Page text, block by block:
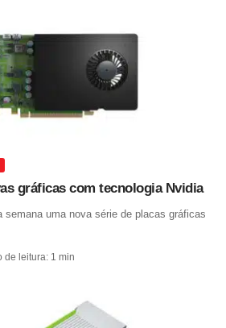
gráficas com tecnologia Nvidia
semana uma nova série de placas gráficas
de leitura: 1 min